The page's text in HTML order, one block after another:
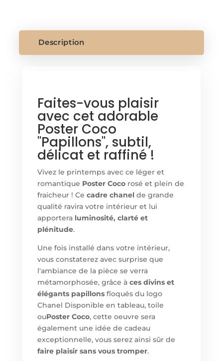
Description
Faites-vous plaisir
avec cet adorable
Poster Coco
"Papillons", subtil,
délicat et raffiné !
Vivez le printemps avec ce léger et
romantique Poster Cocorosé et plein de
fraicheur ! Ce cadre chanelde grande
qualité ravira votre intérieur et lui
apportera luminosité, clarté et
plénitude.
Une fois installé dans votre intérieur,
vous constaterez avec surprise que
l'ambiance de la pièce se verra
métamorphosée, grâce à ces divins et
élégants papillonsfloqués du logo
Chanel Disponible en tableau, toile
ouPoster Coco, cette oeuvre sera
également une idée de cadeau
exceptionnelle, vous serez ainsi sûr de
faire plaisir sans vous tromper.